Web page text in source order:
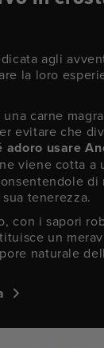
agli
la loro
carne
evitare che
adoro usare
viene cotta a
di
tenerezza.
con i sapori
un
naturale